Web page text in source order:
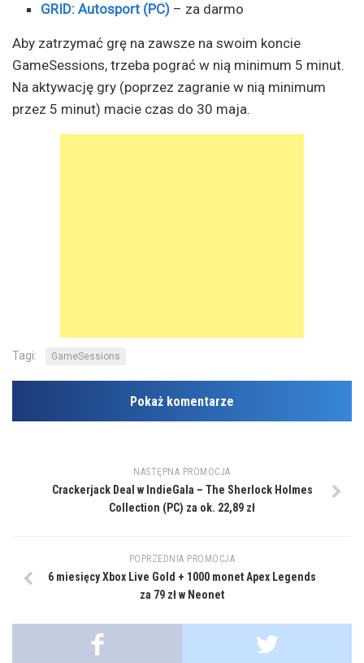
GRID: Autosport (PC) – za darmo
Aby zatrzymać grę na zawsze na swoim koncie
GameSessions, trzeba pograć w nią minimum 5 minut.
Na aktywację gry (poprzez zagranie w nią minimum
przez 5 minut) macie czas do 30 maja.
Tagi: GameSessions
Pokaż komentarze
NASTĘPNA PROMOCJA
Crackerjack Deal w IndieGala – The Sherlock Holmes
Collection (PC) za ok. 22,89 zł
POPRZEDNIA PROMOCJA
6 miesięcy Xbox Live Gold + 1000 monet Apex Legends
za 79 zł w Neonet